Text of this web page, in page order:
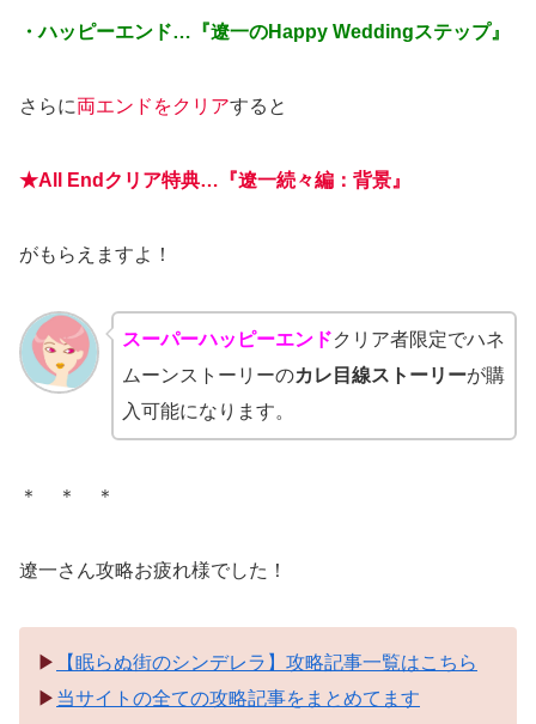
・ハッピーエンド…『遼一のHappy Weddingステップ』
さらに両エンドをクリアすると
★All Endクリア特典…『遼一続々編：背景』
がもらえますよ！
スーパーハッピーエンドクリア者限定でハネ
ムーンストーリーのカレ目線ストーリーが購
入可能になります。
＊ ＊ ＊
遼一さん攻略お疲れ様でした！
▶︎
【眠らぬ街のシンデレラ】攻略記事一覧はこちら
▶︎ 当サイトの全ての攻略記事をまとめてます